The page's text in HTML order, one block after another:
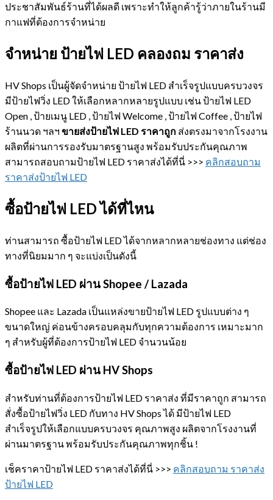
ประชาสัมพันธ์ร้านที่ได้ผลดี เพราะทำให้ลูกค้ารู้ว่าภายในร้านมี
กาแฟที่ต้องการจำหน่าย
จำหน่าย ป้ายไฟ LED คลองถม ราคาส่ง
HV Shops เป็นผู้จัดจำหน่าย ป้ายไฟ LED สำเร็จรูปแบบครบวงจร
มีป้ายไฟวิ่ง LED ให้เลือกหลากหลายรูปแบบ เช่น ป้ายไฟ LED
Open , ป้ายเมนู LED , ป้ายไฟ Welcome , ป้ายไฟ Coffee , ป้ายไฟ
ร้านนวด ฯลฯ ขายส่งป้ายไฟ LED ราคาถูก ส่งตรงมาจากโรงงาน
ผลิตที่ผ่านการรองรับมาตรฐานสูง พร้อมรับประกันคุณภาพ
สามารถสอบถามป้ายไฟ LED ราคาส่งได้ที่นี่ >>> คลิกสอบถาม
ราคาส่งป้ายไฟ LED
ซื้อป้ายไฟ LEDได้ที่ไหน
ท่านสามารถ ซื้อป้ายไฟ LED ได้จากหลากหลายช่องทาง แต่ช่อง
ทางที่นิยมมาก ๆ จะแบ่งเป็นดังนี้
ซื้อป้ายไฟ LED ผ่าน Shopee / Lazada
Shopee และ Lazada เป็นแหล่งขายป้ายไฟ LED รูปแบบต่าง ๆ
ขนาดใหญ่ ค่อนข้างครอบคลุมกับทุกความต้องการ เหมาะมาก
ๆ สำหรับผู้ที่ต้องการป้ายไฟ LED จำนวนน้อย
ซื้อป้ายไฟ LED ผ่าน HV Shops
สำหรับท่านที่ต้องการป้ายไฟ LED ราคาส่ง ที่มีราคาถูก สามารถ
สั่งซื้อป้ายไฟวิ่ง LED กับทาง HV Shops ได้ มีป้ายไฟ LED
สำเร็จรูปให้เลือกแบบครบวงจร คุณภาพสูง ผลิตจากโรงงานที่
ผ่านมาตรฐาน พร้อมรับประกันคุณภาพทุกชิ้น !
เช็คราคาป้ายไฟ LED ราคาส่งได้ที่นี่ >>> คลิกสอบถาม ราคาส่ง
ป้ายไฟ LED